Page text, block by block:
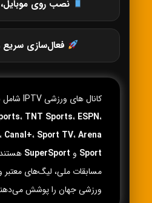
نصب روی
فعال‌سازی
کانال های ورزشی IPTV شامل شبکه‌های مطرحی مانند
، TNT Sports، ESPN،
، Canal+، Sport TV،Arena
Sport و SuperSport هستند
مسابقات ملی، لیگ‌های معتبر
ورزشی جهان را پوشش